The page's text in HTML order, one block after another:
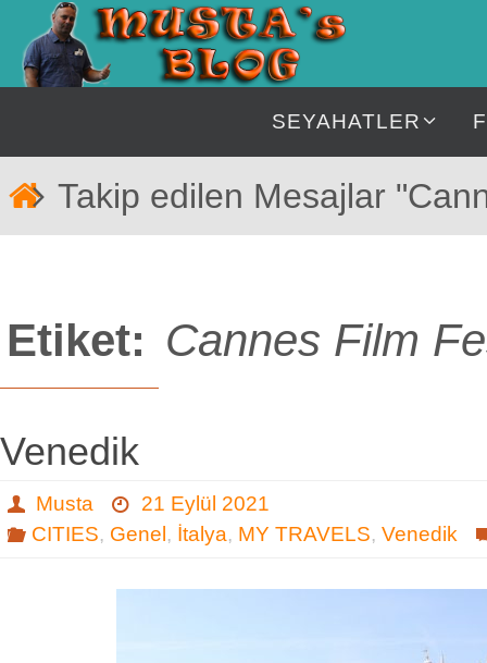
İçeriğe
geç
SEYAHATLER
Takip edilen Mesajlar
Etiket: Cannes Film
Venedik
Musta
21 Eylül 2021
CITIES, Genel , İtalya, MY TRAVELS, Venedik